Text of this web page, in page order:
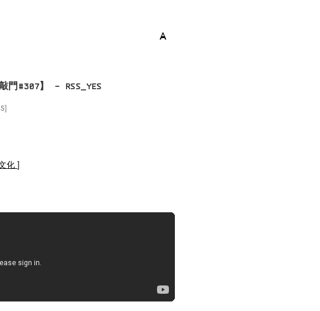
門#307】 - RSS_YES
化